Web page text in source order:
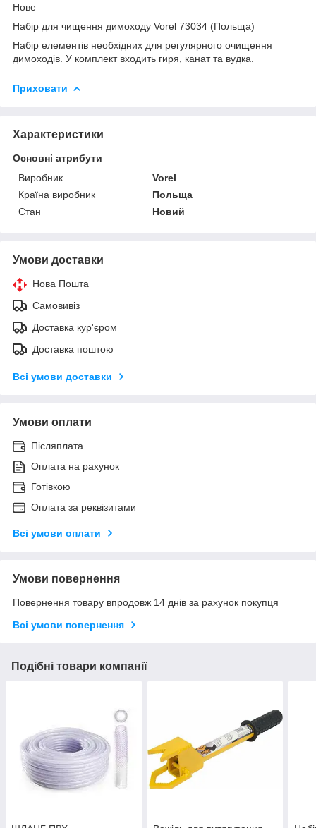
Нове
Набір для чищення димоходу Vorel 73034 (Польща)
Набір елементів необхідних для регулярного очищення
димоходів. У комплект входить гиря, канат та вудка.
Приховати
Характеристики
Основні атрибути
Виробник
Vorel
Країна виробник
Польща
Стан
Новий
Умови доставки
Нова Пошта
Самовивіз
Доставка кур'єром
Доставка поштою
Всі умови доставки
Умови оплати
Післяплата
Оплата на рахунок
Готівкою
Оплата за реквізитами
Всі умови оплати
Умови повернення
Повернення товару впродовж 14 днів за рахунок покупця
Всі умови повернення
Подібні товари компанії